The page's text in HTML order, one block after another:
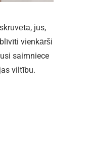
jūs,
vienkārši
saimniece
viltību.